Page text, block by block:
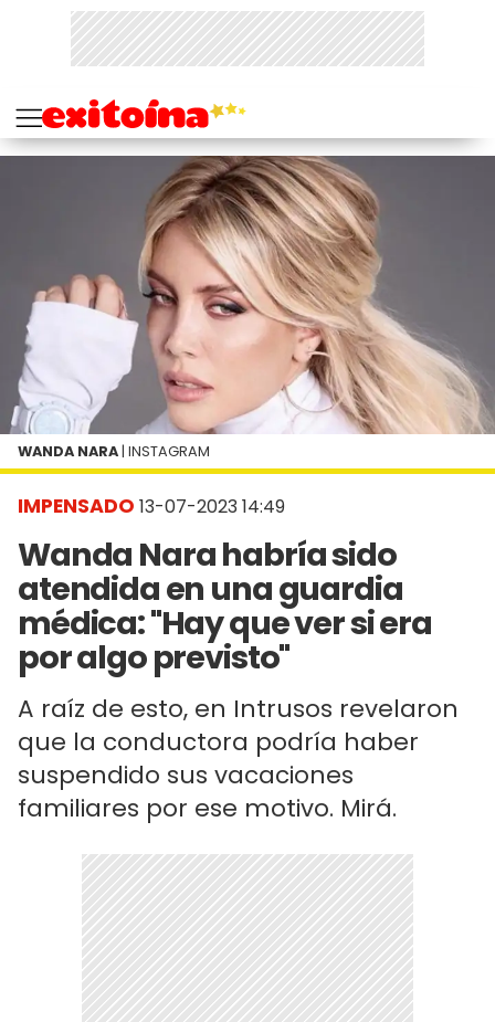
IMPENSADO 13-07-2023 14:49
Wanda Nara habría sido
atendida en una guardia
médica: "Hay que ver si era
por algo previsto"
A raíz de esto, en Intrusos revelaron
que la conductora podría haber
suspendido sus vacaciones
familiares por ese motivo. Mirá.
WANDA NARA | INSTAGRAM